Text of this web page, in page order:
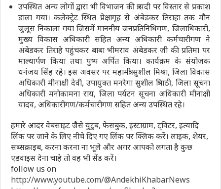
उपस्थित अन्य लोगों द्वारा भी विभाजन की त्रासदी पर विस्तार से प्रकाश
डाला गया। कलेक्ट्रेट स्थित प्रेक्षागृह से अंबेडकर तिराहा तक मौन
जुलूस निकाला गया जिसमें माननीय जनप्रतिनिधिगण, जिलाधिकारी,
मुख्य विकास अधिकारी सहित अन्य अधिकारी कर्मचारीगण ने
अंबेडकर तिराहे पहुंचकर बाबा भीमराव अंबेडकर जी की प्रतिमा पर
माल्यार्पण किया तथा पुष्प अर्पित किया। कार्यक्रम के संयोजक
धनंजय सिंह रहे। इस अवसर पर महामंत्री सुशील मिश्रा, जिला विकास
अधिकारी मीनाक्षी देवी, उपायुक्त मनरेगा सुशील त्रिपाठी, जिला सूचना
अधिकारी मनोकामना राय, जिला पर्यटन सूचना अधिकारी मीनाक्षी
यादव, अधिकारीगण/कर्मचारीगण सहित अन्य उपस्थित रहे।
हमारे आदर वेबसाइट जैसे युटुब, फेसबुक, इंस्टाग्राम, ट्विटर, इत्यादि
लिंक पर जाने के लिए नीचे दिए गए लिंक पर क्लिक करें। लाइक, शेयर,
सब्सक्राइब, करना करना ना भूले और अगर आपको लगता है कुछ
एडवाइस देना चाहे तो वह भी सेंड करें।
follow us on
http://www.youtube.com/@AndekhiKhabarNews